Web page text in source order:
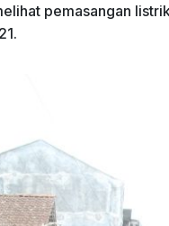
pemasangan